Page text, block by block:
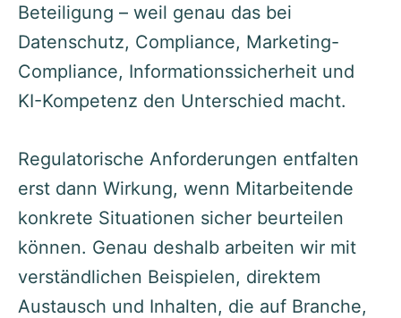
Beteiligung – weil genau das bei
Datenschutz, Compliance, Marketing-
Compliance, Informationssicherheit und
KI-Kompetenz den Unterschied macht.
Regulatorische Anforderungen entfalten
erst dann Wirkung, wenn Mitarbeitende
konkrete Situationen sicher beurteilen
können. Genau deshalb arbeiten wir mit
verständlichen Beispielen, direktem
Austausch und Inhalten, die auf Branche,